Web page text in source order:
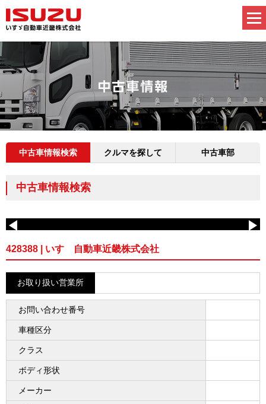
中古車情報検索 クルマを探して 中古車部
中古車情報検索
428388 | いすゞ自動車近畿株式会社
お取り扱い営業所
お問い合わせ番号
車種区分
クラス
ボディ形状
メーカー